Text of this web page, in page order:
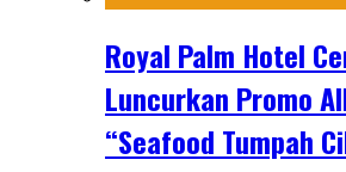
Royal Palm Hotel
Luncurkan Promo
“Seafood Tumpah